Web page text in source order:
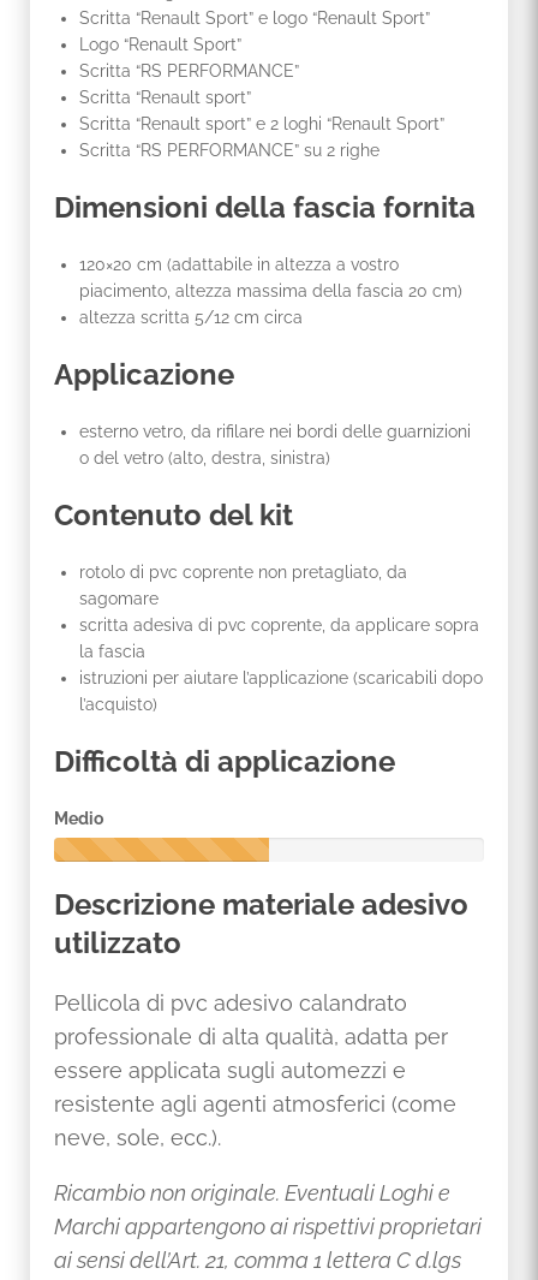
Scritta “Renault Sport” e logo “Renault Sport”
Logo “Renault Sport”
Scritta “RS PERFORMANCE”
Scritta “Renault sport”
Scritta “Renault sport” e 2 loghi “Renault Sport”
Scritta “RS PERFORMANCE” su 2 righe
Dimensioni della fascia fornita
120×20 cm (adattabile in altezza a vostro
piacimento, altezza massima della fascia 20 cm)
altezza scritta 5/12 cm circa
Applicazione
esterno vetro, da rifilare nei bordi delle guarnizioni
o del vetro (alto, destra, sinistra)
Contenuto del kit
rotolo di pvc coprente non pretagliato, da
sagomare
scritta adesiva di pvc coprente, da applicare sopra
la fascia
istruzioni per aiutare l’applicazione (scaricabili dopo
l’acquisto)
Difficoltà di applicazione
Medio
5
%
o
p
e
t
Descrizione materiale adesivo
utilizzato
Pellicola di pvc adesivo calandrato
professionale di alta qualità, adatta per
essere applicata sugli automezzi e
resistente agli agenti atmosferici (come
neve, sole, ecc.).
Ricambio non originale. Eventuali Loghi e
Marchi appartengono ai rispettivi proprietari
ai sensi dell’Art. 21, comma 1 lettera C d.lgs